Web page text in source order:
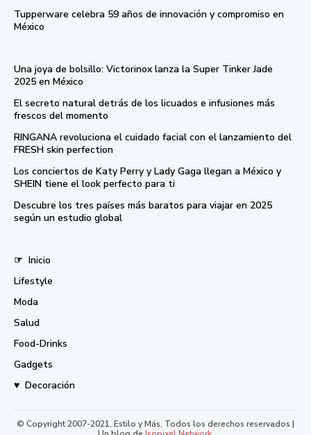
Tupperware celebra 59 años de innovación y compromiso en
México
Una joya de bolsillo: Victorinox lanza la Super Tinker Jade
2025 en México
El secreto natural detrás de los licuados e infusiones más
frescos del momento
RINGANA revoluciona el cuidado facial con el lanzamiento del
FRESH skin perfection
Los conciertos de Katy Perry y Lady Gaga llegan a México y
SHEIN tiene el look perfecto para ti
Descubre los tres países más baratos para viajar en 2025
según un estudio global
☞ Inicio
Lifestyle
Moda
Salud
Food-Drinks
Gadgets
♥ Decoración
© Copyright 2007-2021, Estilo y Más, Todos los derechos reservados |